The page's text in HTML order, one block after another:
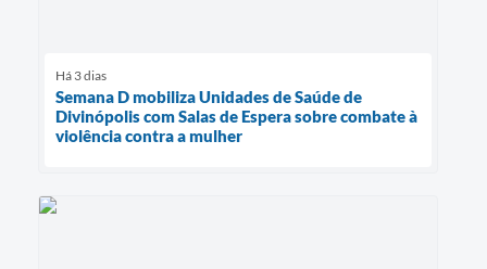
Há 3 dias
Semana D mobiliza Unidades de Saúde de
Divinópolis com Salas de Espera sobre combate à
violência contra a mulher